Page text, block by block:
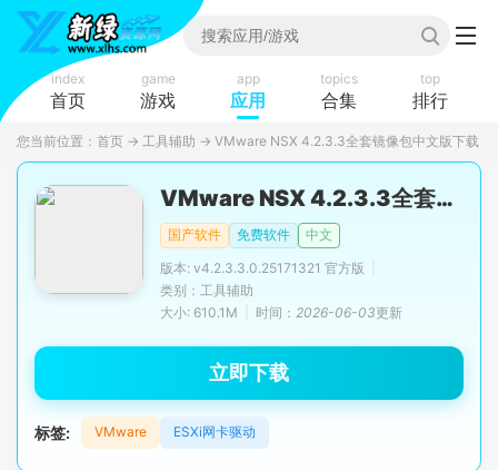
index
首页
game
游戏
app
应用
topics
合集
top
排行
您当前位置： 首页 → 工具辅助 → VMware NSX 4.2.3.3全套镜像包中文版下载
VMware NSX 4.2.3.3全套镜像包
国产软件 免费软件
中文
版本: v4.2.3.3.0.25171321 官方版
类别：工具辅助
大小: 610.1M
时间： 2026-06-03更新
立即下载
标签: VMware ESXi网卡驱动